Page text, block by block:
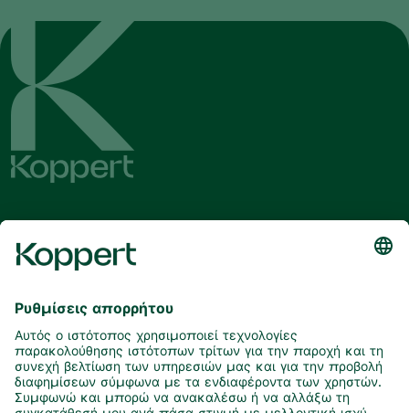
Λάβετε τα τελευταία νέα και
Εγγραφή εδώ
Συνεργάτες με τη φύση